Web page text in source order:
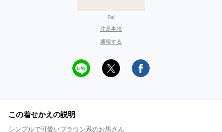
Rei
注意事項
通報する
この着せかえの説明
シンプルで可愛いブラウン系のお馬さん